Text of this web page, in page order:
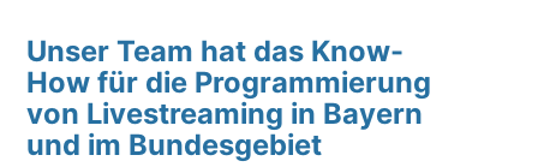
Unser Team hat das Know-
How für die Programmierung
von Livestreaming in Bayern
und im Bundesgebiet